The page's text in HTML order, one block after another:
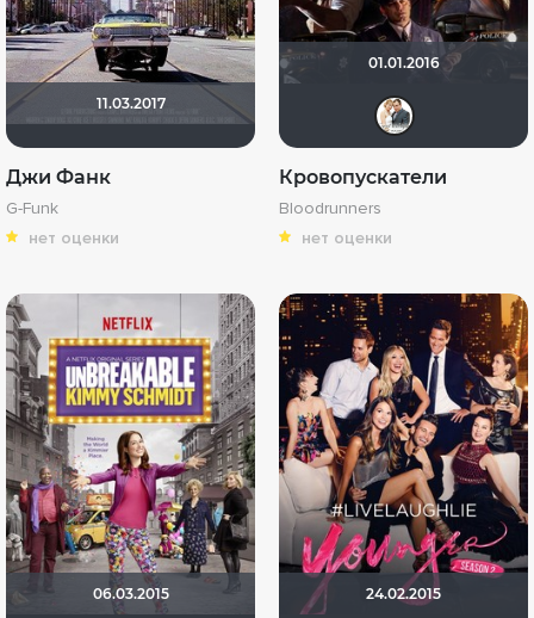
11.03.2017
Джи Фанк
G-Funk
нет оценки
01.01.2016
Кровопускатели
Bloodrunners
нет оценки
06.03.2015 24.02.2015